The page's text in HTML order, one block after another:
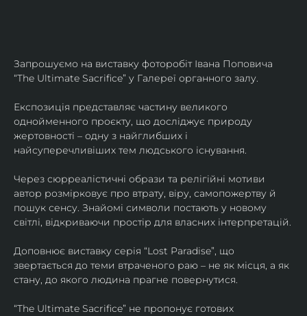
Запрошуємо на виставку фоторобіт Івана Поповича
“The Ultimate Sacrifice” у Галереї органного залу.
Експозиція представляє частину великого
однойменного проєкту, що досліджує природу
жертовності – одну з найглибших і
найсуперечливіших тем людського існування.
Через сюрреалістичні образи та релігійні мотиви
автор розмірковує про втрату, віру, самопожертву й
пошук сенсу. Знайомі символи постають у новому
світлі, відкриваючи простір для власних інтерпретацій.
Доповнює виставку серія “Lost Paradise”, що
звертається до теми втраченого раю – не як місця, а як
стану, до якого людина прагне повернутися.
“The Ultimate Sacrifice” не пропонує готових